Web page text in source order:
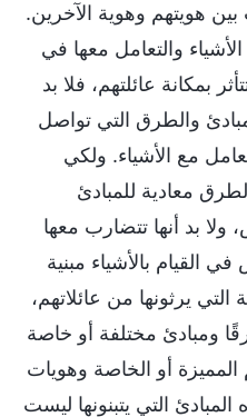
بين هويتهم وهوية الآخرين.
والتعامل معها في
بمكانة عائلتهم، فلا بد
والطرق التي تواصل
مع الأشياء. ولكي
معادية للمبادئ
ولا بد أنها تتضارب معها
القيام بالأشياء مبنية
التي يرثونها من عائلاتهم،
ومبادئ مختلفة أو خاصة
المميزة أو الخاصة وهويات
التي يتبنونها ليست